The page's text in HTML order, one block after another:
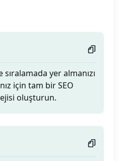
yer almanızı
için tam bir SEO
oluşturun.